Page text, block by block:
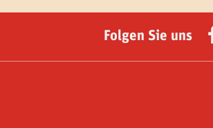
Folgen Sie uns